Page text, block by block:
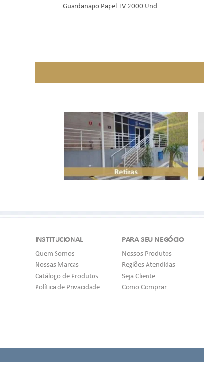
Guardanapo Papel TV 2000 Und
INSTITUCIONAL
Quem Somos
Nossas Marcas
Catálogo de Produtos
Política de Privacidade
PARA SEU NEGÓCIO
Nossos Produtos
Regiões Atendidas
Seja Cliente
Como Comprar